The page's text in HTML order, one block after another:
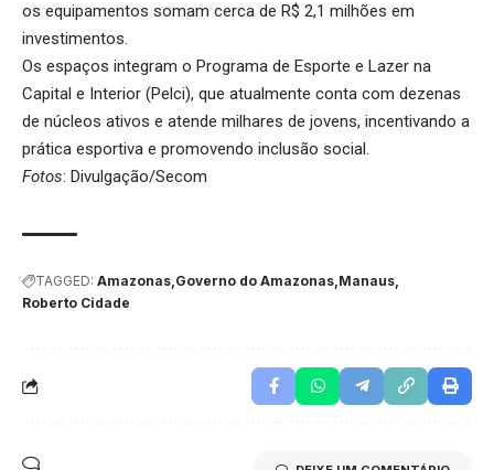
os equipamentos somam cerca de R$ 2,1 milhões em
investimentos.
Os espaços integram o Programa de Esporte e Lazer na
Capital e Interior (Pelci), que atualmente conta com dezenas
de núcleos ativos e atende milhares de jovens, incentivando a
prática esportiva e promovendo inclusão social.
Fotos: Divulgação/Secom
TAGGED: Amazonas Governo do Amazonas Manaus
Roberto Cidade